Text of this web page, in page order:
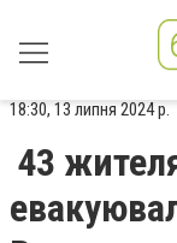
18:30, 13 липня 2024 р.
43